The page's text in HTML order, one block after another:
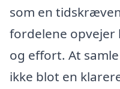
som en
fordelene opvejer
og effort. At
ikke blot en